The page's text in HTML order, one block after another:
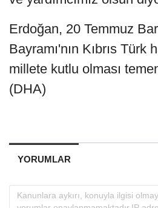
Erdoğan, 20 Temmuz
Bayramı'nın Kıbrıs Türk
millete kutlu olması
(DHA)
YORUMLAR